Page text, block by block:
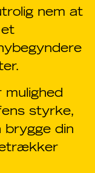
nem at
mulighed
styrke,
brygge din